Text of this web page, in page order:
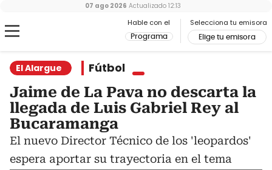
Hable con el
Programa
Selecciona tu emisora
Elige tu emisora
07 ago 2026 Actualizado 12:13
El Alargue Fútbol
Jaime de La Pava no descarta la
llegada de Luis Gabriel Rey al
Bucaramanga
El nuevo Director Técnico de los 'leopardos'
espera aportar su trayectoria en el tema